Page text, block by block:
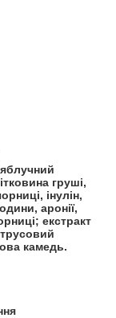
груші,
інулін,
аронії,
екстракт
камедь.